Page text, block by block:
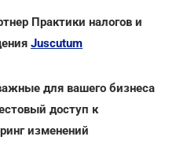
Практики налогов и
Juscutum
для вашего бизнеса
доступ к
изменений